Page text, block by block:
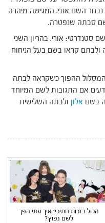
השם אנני. המגישה מיהרה
סבתה שנפטרה.
סטנדרטי: אורי. בהריון השני
ולבתם קראו בשם בעל הניחוח
ההפוך כשקראה לבתה
אם התגובות לשם המיוחד
בשם אלון ולבתה השלישית
הכול בזכות חתיכי: איך עתי הפך
לשם נפוץ?